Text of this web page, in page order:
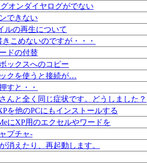
オンダイヤログがでない
できない
ルの再生について
こめないのですが・・・
ドの付替
ックスへのコピー
クを使うと接続が…
すと・・
んと全く同じ症状です。どうしました？
を他のPCにもインストールする
にXP用のエクセルやワードを
プチャ-
消えたり、再起動します。